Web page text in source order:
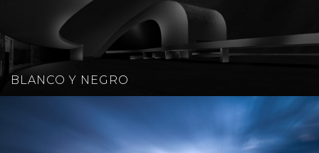
BLANCO Y NEGRO